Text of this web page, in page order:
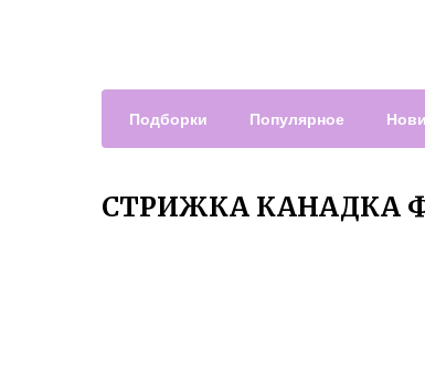
Подборки Популярное
СТРИЖКА КАНАДКА